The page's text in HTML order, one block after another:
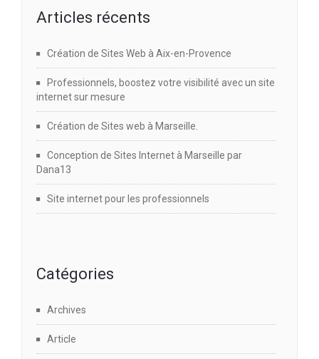
Articles récents
Création de Sites Web à Aix-en-Provence
Professionnels, boostez votre visibilité avec un site
internet sur mesure
Création de Sites web à Marseille.
Conception de Sites Internet à Marseille par
Dana13
Site internet pour les professionnels
Catégories
Archives
Article